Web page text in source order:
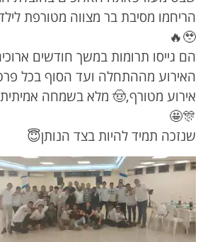
הריחמו מסיבת בר מצווה מטורפת
🥹🔥
הם גייסו תרומות במשך חודשים
האירוע מההתחלה ועד הסוף בכל
אירוע מטורף,🤠 מלא בשמחה
🎊🤩
שנזכה תמיד להיות בצד הנותן😇